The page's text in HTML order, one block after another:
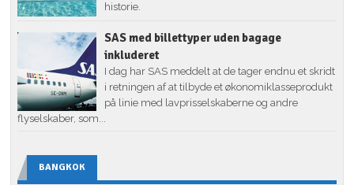
historie.
SAS med billettyper uden bagage
inkluderet
I dag har SAS meddelt at de tager endnu et skridt
i retningen af at tilbyde et økonomiklasseprodukt
på linie med lavprisselskaberne og andre
flyselskaber, som...
BANGKOK